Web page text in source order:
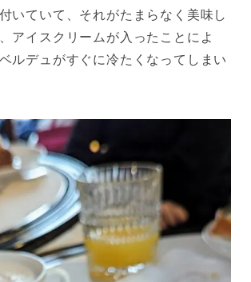
いていて、それがたまらなく美味し
アイスクリームが入ったことによ
ルデュがすぐに冷たくなってしまい